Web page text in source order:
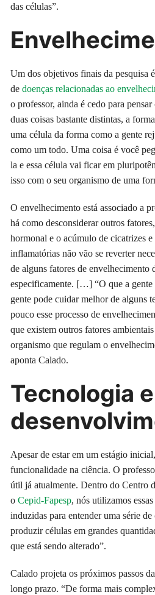
das células”.
Um dos objetivos finais da pesquisa
dedoenças relacionadas ao
o professor, ainda é cedo para
duas coisas bastante distintas, a
uma célula da forma como a gente
como um todo. Uma coisa é você
la e essa célula vai ficar em
isso com o seu organismo de uma
O envelhecimento está associado a
há como desconsiderar outros
hormonal e o acúmulo de cicatrizes e
inflamatórias não vão se reverter
de alguns fatores de envelhecimento
especificamente. […] “O que a gente
gente pode cuidar melhor de alguns
pouco esse processo de
que existem outros fatores
organismo que regulam o
aponta Calado.
Tecnologia
Apesar de estar em um estágio
funcionalidade na ciência. O
útil já atualmente. Dentro do Centro
oCepid-Fapesp, nós utilizamos
induzidas para entender uma série
produzir células em grandes
que está sendo alterado”.
Calado projeta os próximos passos
longo prazo. “De forma mais